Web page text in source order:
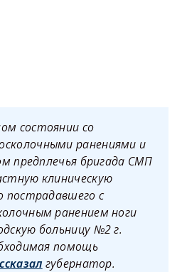
состоянии со
ранениями и
предплечья бригада СМП
клиническую
пострадавшего с
ранением ноги
больницу №2 г.
помощь
губернатор.